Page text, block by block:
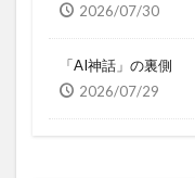
2026/07/30
「AI神話」の裏側
2026/07/29